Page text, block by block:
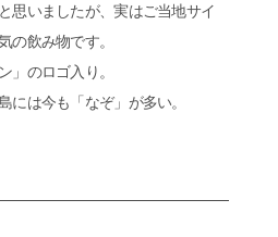
思いましたが、実はご当地サイ
の飲み物です。
」のロゴ入り。
には今も「なぞ」が多い。